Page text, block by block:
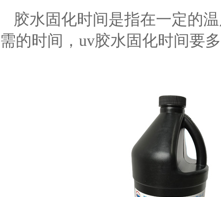
胶水固化时间是指在一定的
需的时间， uv胶水固化时间要